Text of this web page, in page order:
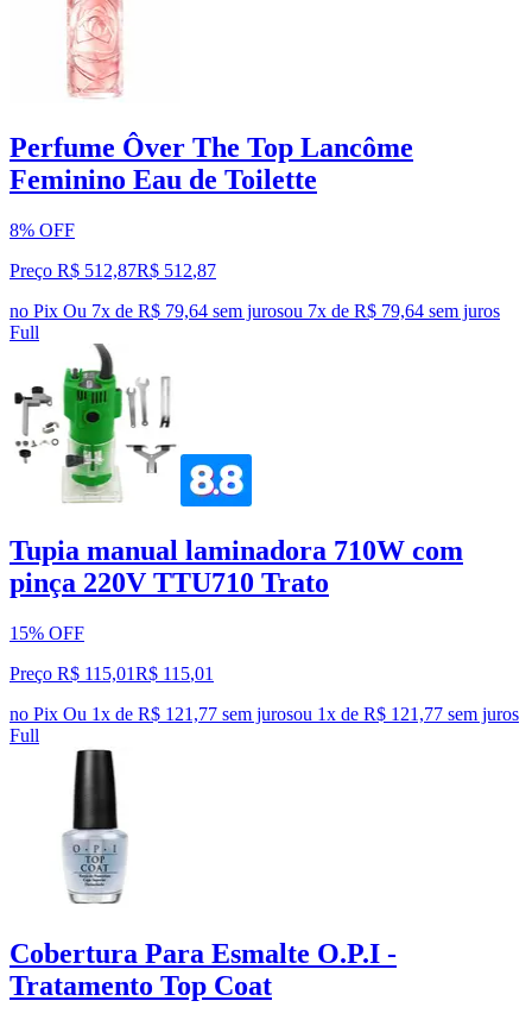
Perfume Ôver The Top Lancôme
Feminino Eau de Toilette
8% OFF
Preço R$ 512,87R$ 512,87
no Pix Ou 7x de R$ 79,64 sem jurosou 7x de R$ 79,64 sem juros
Full
Tupia manual laminadora 710W com
pinça 220V TTU710 Trato
15% OFF
Preço R$ 115,01R$ 115,01
no Pix Ou 1x de R$ 121,77 sem jurosou 1x de R$ 121,77 sem juros
Full
Cobertura Para Esmalte O.P.I -
Tratamento Top Coat